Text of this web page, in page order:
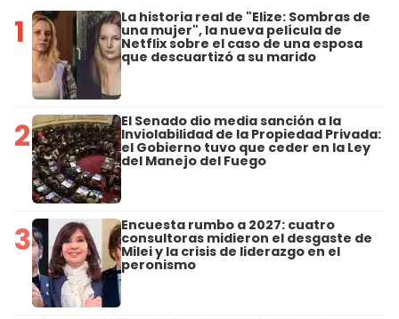
1 La historia real de "Elize: Sombras de
una mujer", la nueva película de
Netflix sobre el caso de una esposa
que descuartizó a su marido
2 El Senado dio media sanción a la
Inviolabilidad de la Propiedad Privada:
el Gobierno tuvo que ceder en la Ley
del Manejo del Fuego
3 Encuesta rumbo a 2027: cuatro
consultoras midieron el desgaste de
Milei y la crisis de liderazgo en el
peronismo